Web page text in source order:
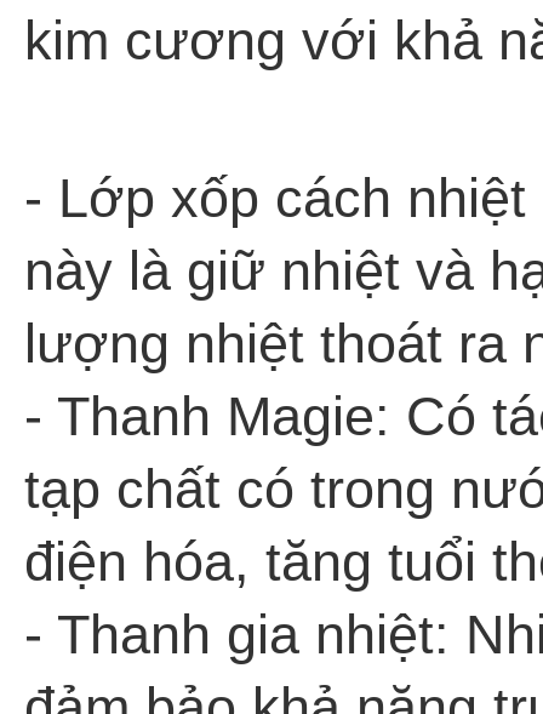
kim cương với khả
- Lớp xốp cách
này là giữ nhiệt và
lượng nhiệt thoát ra
- Thanh Magie: Có
tạp chất có trong
điện hóa, tăng tuổi
- Thanh gia nhiệt: